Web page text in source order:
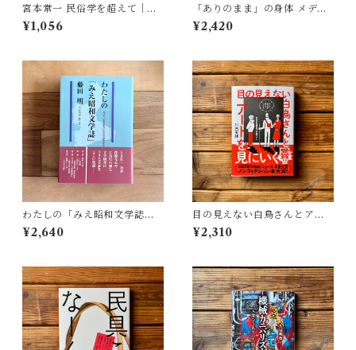
宮本常一 民俗学を超えて｜木
村 哲也
¥1,056
「ありのまま」の身体 メディ
アが描く私の見た目 | 藤嶋 陽
子(著)
¥2,420
わたしの「みえ昭和文学誌」 |
藤田 明
¥2,640
目の見えない白鳥さんとアー
トを見にいく | 川内 有緒
¥2,310